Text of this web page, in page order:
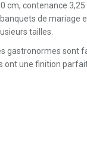
cm, contenance
de
tailles.
gastronormes sont
une finition